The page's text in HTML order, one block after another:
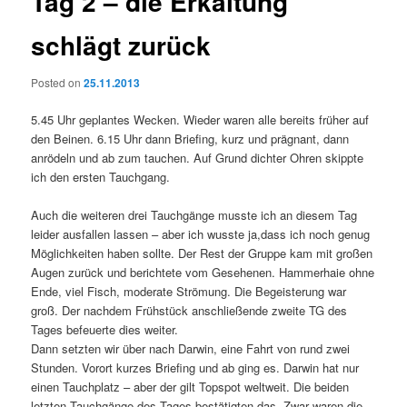
schlägt zurück
Posted on25.11.2013
5.45 Uhr geplantes Wecken. Wieder waren alle bereits früher auf
den Beinen. 6.15 Uhr dann Briefing, kurz und prägnant, dann
anrödeln und ab zum tauchen. Auf Grund dichter Ohren skippte
ich den ersten Tauchgang.
Auch die weiteren drei Tauchgänge musste ich an diesem Tag
leider ausfallen lassen – aber ich wusste ja,dass ich noch genug
Möglichkeiten haben sollte. Der Rest der Gruppe kam mit großen
Augen zurück und berichtete vom Gesehenen. Hammerhaie ohne
Ende, viel Fisch, moderate Strömung. Die Begeisterung war
groß. Der nachdem Frühstück anschließende zweite TG des
Tages befeuerte dies weiter.
Dann setzten wir über nach Darwin, eine Fahrt von rund zwei
Stunden. Vorort kurzes Briefing und ab ging es. Darwin hat nur
einen Tauchplatz – aber der gilt Topspot weltweit. Die beiden